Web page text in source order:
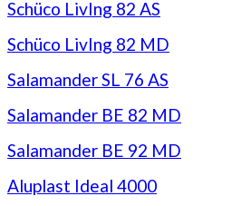
Schüco LivIng 82 AS
Schüco LivIng 82 MD
Salamander SL 76 AS
Salamander BE 82 MD
Salamander BE 92 MD
Aluplast Ideal 4000